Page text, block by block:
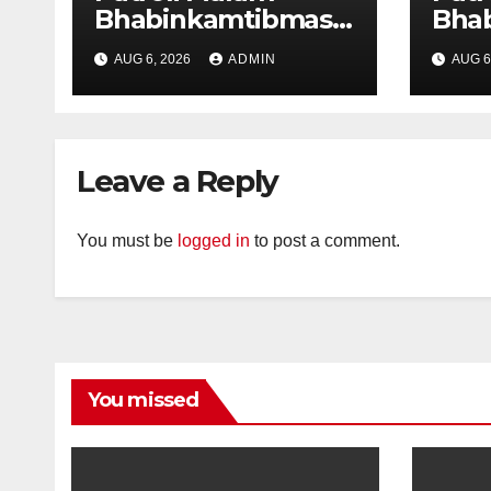
Bhabinkamtibmas
dan Tiga Pilar
Kelurahan Ungaran
Perkuat
Ronda
AUG 6, 2026 ADMIN
dan
AUG
Leave a Reply
You must be logged in to post a comment.
You missed